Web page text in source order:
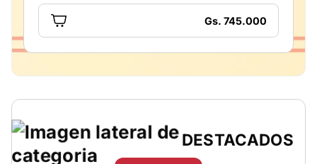
Gs. 745.000
DESTACADOS